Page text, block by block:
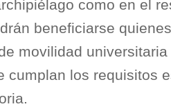
como en el
beneficiarse
movilidad universitaria
cumplan los requisitos